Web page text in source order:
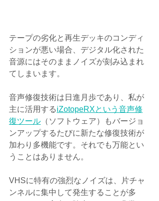
テープの劣化と再生デッキのコンディ
ションが悪い場合、デジタル化された
音源にはそのままノイズが刻み込まれ
てしまいます。
音声修復技術は日進月歩であり、私が
主に活用するiZotopeRXという音声修
復ツール （ソフトウェア）もバージョ
ンアップするたびに新たな修復技術が
加わり多機能です。それでも万能とい
うことはありません。
VHSに特有の強烈なノイズは、片チャ
ンネルに集中して発生することが多